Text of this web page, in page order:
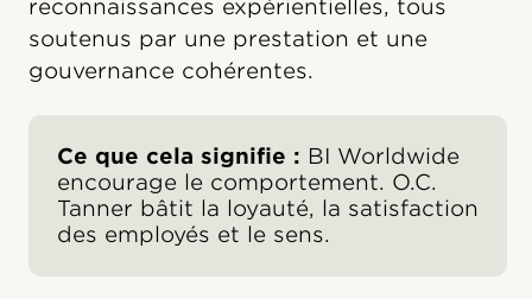
reconnaissances expérientielles, tous
soutenus par une prestation et une
gouvernance cohérentes.
Ce que cela signifie : BI Worldwide
encourage le comportement. O.C.
Tanner bâtit la loyauté, la satisfaction
des employés et le sens.